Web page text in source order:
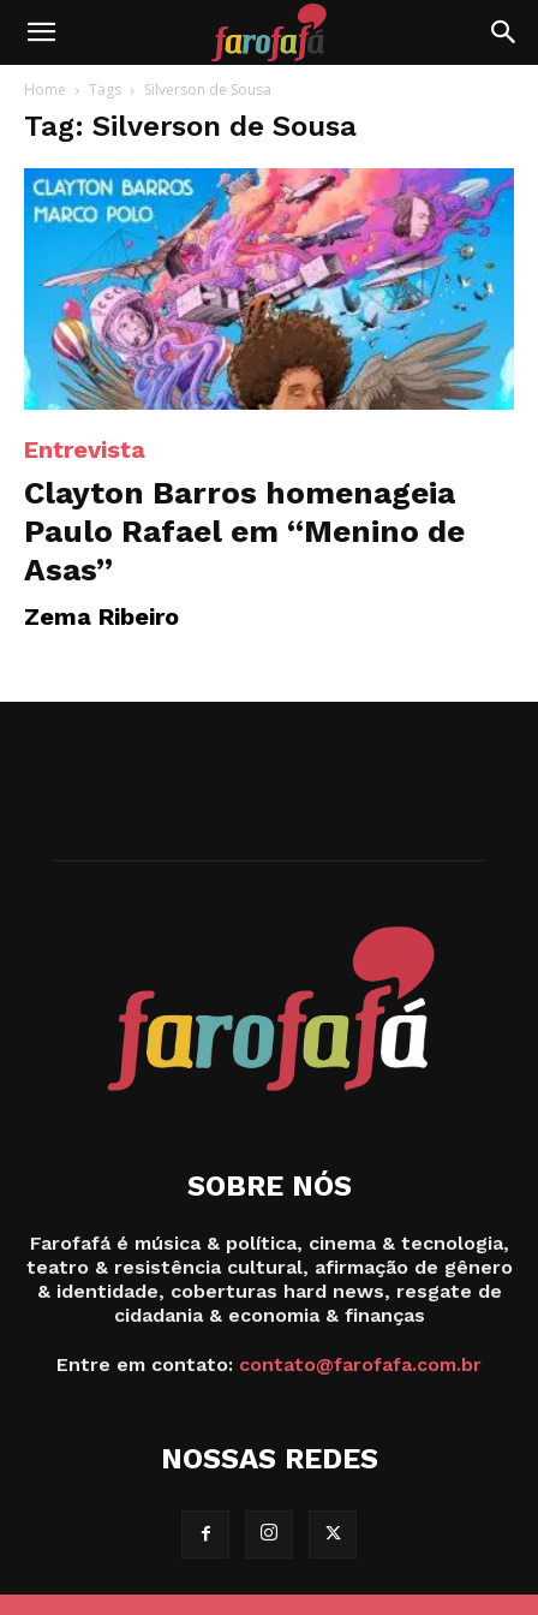
Farofafá
Home Tags Silverson de Sousa
Tag: Silverson de Sousa
Entrevista
Clayton Barros homenageia
Paulo Rafael em “Menino de
Asas”
Zema Ribeiro
SOBRE NÓS
Farofafá é música & política, cinema & tecnologia,
teatro & resistência cultural, afirmação de gênero
& identidade, coberturas hard news, resgate de
cidadania & economia & finanças
Entre em contato: contato@farofafa.com.br
NOSSAS REDES